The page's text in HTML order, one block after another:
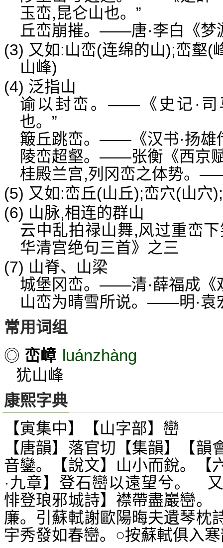
玉峦,昆仑山也。”
丘峦崩摧。——唐·李白《梦
(3) 又如:山峦(连绵的山);峦壑(
山峰)
(4) 泛指山
谕以封峦。——《史记·司
也。”
簸丘跳峦。——《汉书·扬雄
陵峦超壑。——张衡《西京
桂殿兰宫,列冈峦之体势。
(5) 又如:峦丘(山丘);峦穴(山穴
(6) 山脉,相连的群山
云中乱拍禄山舞,风过重峦
华清宫绝句三首》之三
(7) 山脊、山梁
城堡冈峦。——清·薛福成《
山峦为晴雪所说。——明·袁
常用词组
◎ 峦嶂 luánzhàng
犹山峰
康熙字典
【寅集中】【山字部】巒
【唐韻】落官切【集韻】【韻
音鑾。【說文】山小而銳。【
·九章】登石巒以遠望兮。
悱登琅邪城詩】襟帶盡巖巒
廉。引蘇軾謝歐陽晦夫遺琴枕
宇秀發如春巒。○按蘇軾俱入